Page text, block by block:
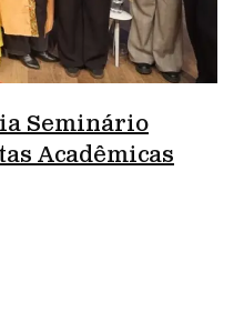
Seminário
Acadêmicas